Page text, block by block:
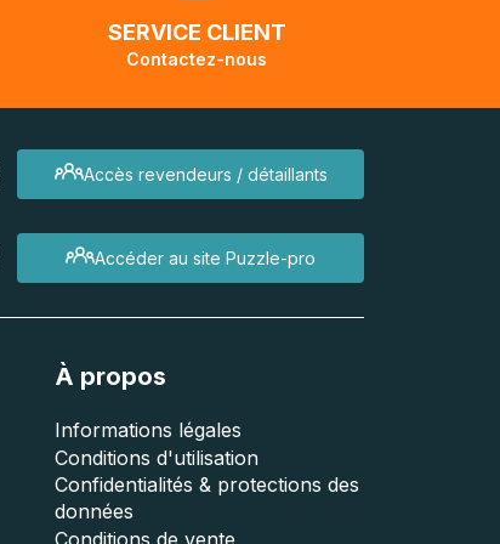
SERVICE CLIENT
Contactez-nous
Accès revendeurs / détaillants
Accéder au site Puzzle-pro
À propos
Informations légales
Conditions d'utilisation
Confidentialités & protections des
données
Conditions de vente